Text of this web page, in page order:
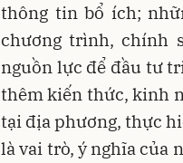
thông tin bổ ích;
chương trình, chính
nguồn lực để đầu tư
thêm kiến thức, kinh
tại địa phương, thực
là vai trò, ý nghĩa của